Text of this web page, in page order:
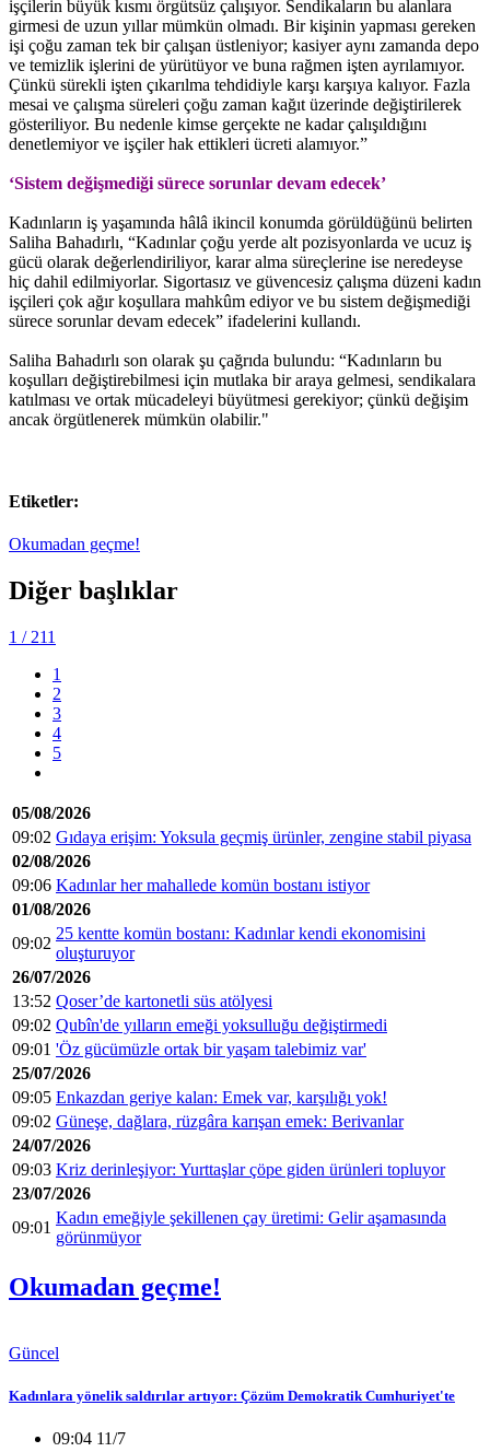
işçilerin büyük kısmı örgütsüz çalışıyor. Sendikaların bu alanlara
girmesi de uzun yıllar mümkün olmadı. Bir kişinin yapması gereken
işi çoğu zaman tek bir çalışan üstleniyor; kasiyer aynı zamanda depo
ve temizlik işlerini de yürütüyor ve buna rağmen işten ayrılamıyor.
Çünkü sürekli işten çıkarılma tehdidiyle karşı karşıya kalıyor. Fazla
mesai ve çalışma süreleri çoğu zaman kağıt üzerinde değiştirilerek
gösteriliyor. Bu nedenle kimse gerçekte ne kadar çalışıldığını
denetlemiyor ve işçiler hak ettikleri ücreti alamıyor.”
‘Sistem değişmediği sürece sorunlar devam edecek’
Kadınların iş yaşamında hâlâ ikincil konumda görüldüğünü belirten
Saliha Bahadırlı, “Kadınlar çoğu yerde alt pozisyonlarda ve ucuz iş
gücü olarak değerlendiriliyor, karar alma süreçlerine ise neredeyse
hiç dahil edilmiyorlar. Sigortasız ve güvencesiz çalışma düzeni kadın
işçileri çok ağır koşullara mahkûm ediyor ve bu sistem değişmediği
sürece sorunlar devam edecek” ifadelerini kullandı.
Saliha Bahadırlı son olarak şu çağrıda bulundu: “Kadınların bu
koşulları değiştirebilmesi için mutlaka bir araya gelmesi, sendikalara
katılması ve ortak mücadeleyi büyütmesi gerekiyor; çünkü değişim
ancak örgütlenerek mümkün olabilir."
Etiketler:
Okumadan geçme!
Diğer başlıklar
1 / 211
1
2
3
4
5
05/08/2026
09:02 Gıdaya erişim: Yoksula geçmiş ürünler, zengine stabil piyasa
02/08/2026
09:06 Kadınlar her mahallede komün bostanı istiyor
01/08/2026
09:02
25 kentte komün bostanı: Kadınlar kendi ekonomisini
oluşturuyor
26/07/2026
13:52 Qoser’de kartonetli süs atölyesi
09:02 Qubîn'de yılların emeği yoksulluğu değiştirmedi
09:01 'Öz gücümüzle ortak bir yaşam talebimiz var'
25/07/2026
09:05 Enkazdan geriye kalan: Emek var, karşılığı yok!
09:02 Güneşe, dağlara, rüzgâra karışan emek: Berivanlar
24/07/2026
09:03 Kriz derinleşiyor: Yurttaşlar çöpe giden ürünleri topluyor
23/07/2026
09:01
Kadın emeğiyle şekillenen çay üretimi: Gelir aşamasında
görünmüyor
Okumadan geçme!
Güncel
Kadınlara yönelik saldırılar artıyor: Çözüm Demokratik Cumhuriyet'te
09:04 11/7